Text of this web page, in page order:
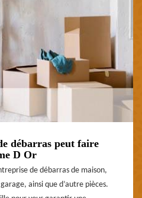
débarras peut faire
D Or
de débarras de maison,
ainsi que d’autre pièces.